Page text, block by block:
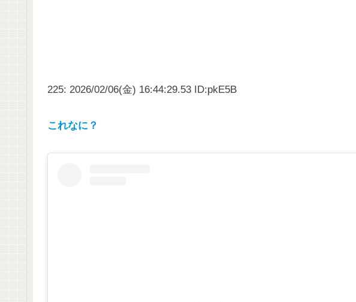
225: 2026/02/06(金) 16:44:29.53 ID:pkE5B
これなに？